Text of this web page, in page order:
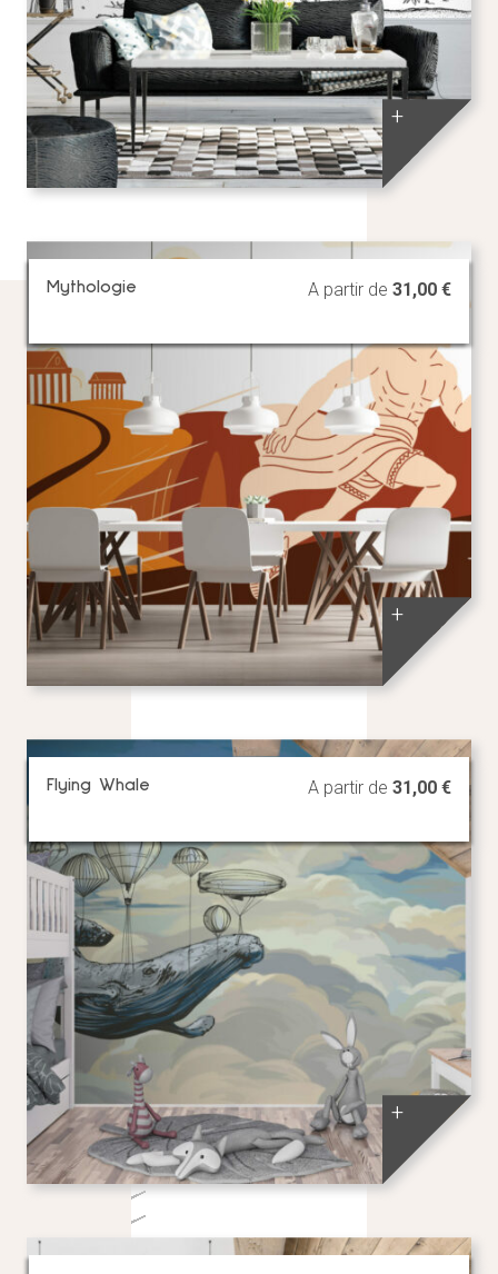
+
Mythologie A partir de 31,00 €
+
Flying Whale A partir de 31,00 €
+